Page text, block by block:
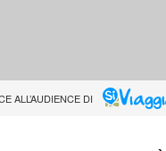
ALL’AUDIENCE DI